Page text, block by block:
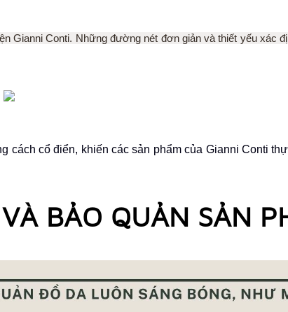
Gianni Conti. Những đường nét đơn giản và thiết yếu xác
cách cổ điển, khiến các sản phẩm của Gianni Conti
BẢO QUẢN SẢN